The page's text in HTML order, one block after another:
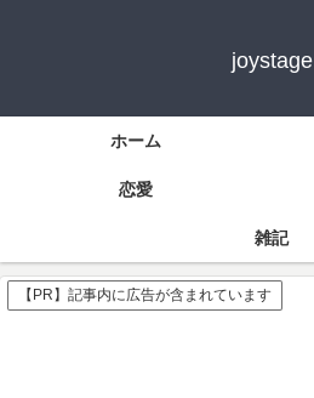
joystage
ホーム
恋愛
雑記
【PR】記事内に広告が含まれています